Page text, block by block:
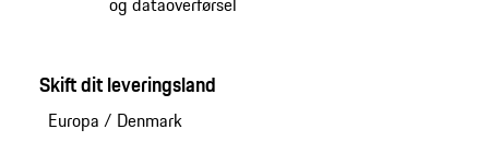
Skift dit leveringsland
Europa / Denmark